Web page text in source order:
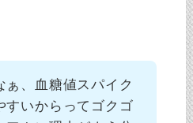
ぁ、血糖値スパイク
すいからってゴクゴ